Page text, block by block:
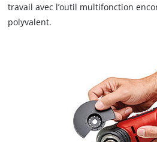
travail avec l’outil multifonction
polyvalent.